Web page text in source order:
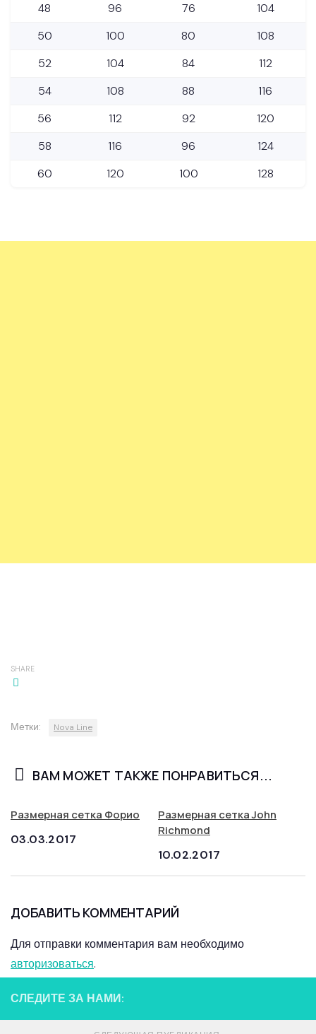
48
96 76
104
50
100 80
108
52
104 84
112
54
108 88
116
56
112 92
120
58
116 96
124
60
120 100 128
SHARE
Метки: Nova Line
ВАМ МОЖЕТ ТАКЖЕ ПОНРАВИТЬСЯ...
Размерная сетка Форио
03.03.2017
Размерная сетка John
Richmond
10.02.2017
ДОБАВИТЬ КОММЕНТАРИЙ
Для отправки комментария вам необходимо
авторизоваться.
СЛЕДИТЕ ЗА НАМИ: